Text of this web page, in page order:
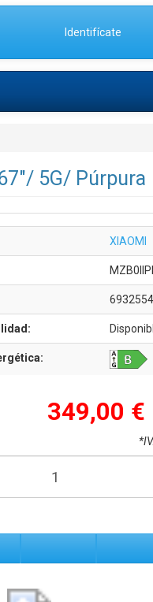
Identifícate
5G/ Púrpura
XIAOMI
349,00 €